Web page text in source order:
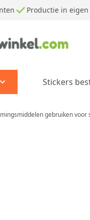
Productie in
Show submenu for
Stickers
gebruiken voor